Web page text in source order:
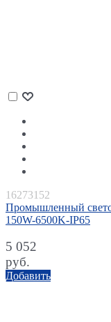
16273152
Промышленный
150W-6500K-IP65
5 052
руб.
Добавить